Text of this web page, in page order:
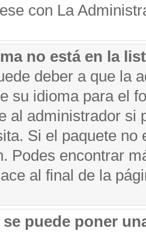
con La
no está en la
deber a que la
su idioma para el
al administrador si
Si el paquete
Podes encontrar
al final de la
puede poner